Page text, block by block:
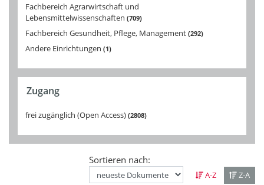
Fachbereich Agrarwirtschaft und
Lebensmittelwissenschaften 709
Fachbereich Gesundheit, Pflege, Management 292
Andere Einrichtungen 1
Zugang
frei zugänglich (Open Access) 2808
Sortieren nach:
A-Z Z-A